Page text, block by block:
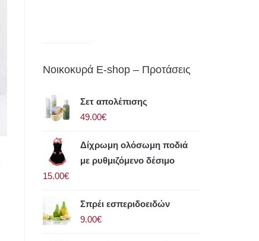
Νοικοκυρά E-shop – Προτάσεις
Σετ απολέπισης
49.00€
Δίχρωμη ολόσωμη ποδιά
με ρυθμιζόμενο δέσιμο
15.00€
Σπρέι εσπεριδοειδών
9.00€